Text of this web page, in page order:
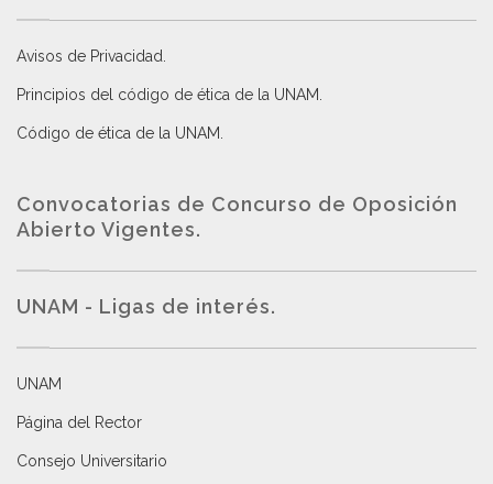
Avisos de Privacidad
Principios del código de ética de la UNAM
Código de ética de la UNAM
Convocatorias de Concurso de Oposición
Abierto Vigentes.
UNAM - Ligas de interés.
UNAM
Página del Rector
Consejo Universitario